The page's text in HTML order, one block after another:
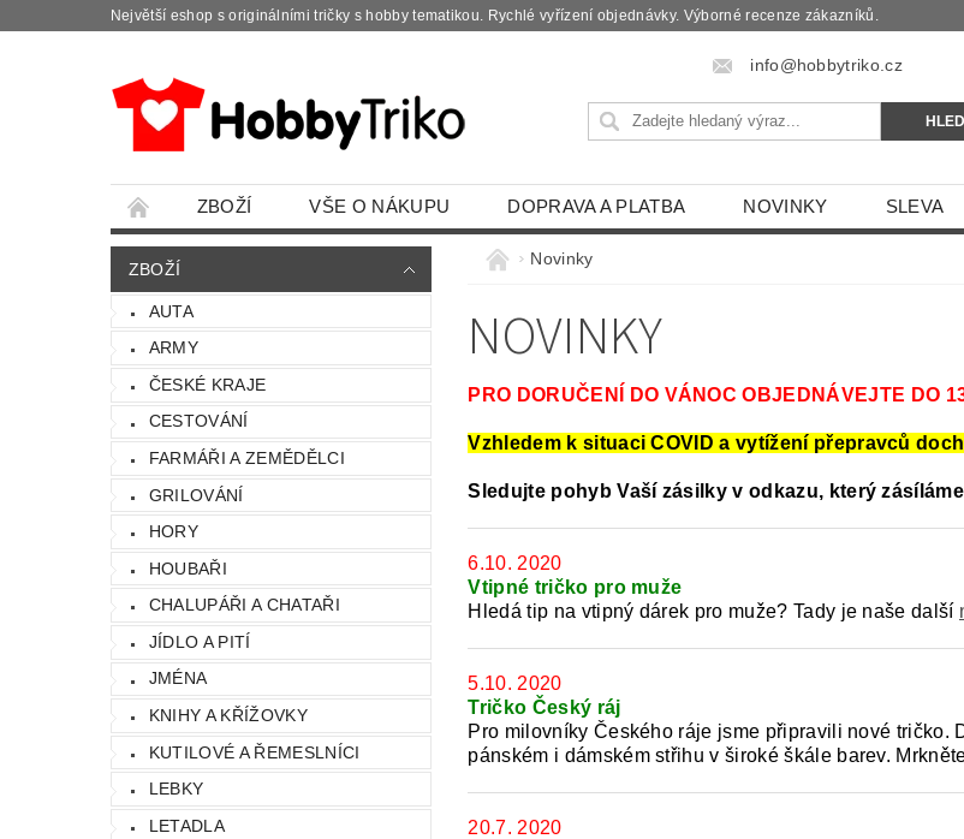
Největší eshop s originálními tričky s hobby tematikou. Rychlé vyřízení objednávky. Výborné recenze zákazníků.
info@hobbytriko.cz
ZBOŽÍ VŠE O NÁKUPU DOPRAVA A PLATBA NOVINKY SLEVA
ZBOŽÍ
AUTA
ARMY
ČESKÉ KRAJE
CESTOVÁNÍ
FARMÁŘI A ZEMĚDĚLCI
GRILOVÁNÍ
HORY
HOUBAŘI
CHALUPÁŘI A CHATAŘI
JÍDLO A PITÍ
JMÉNA
KNIHY A KŘÍŽOVKY
KUTILOVÉ A ŘEMESLNÍCI
LEBKY
LETADLA
Novinky
NOVINKY
PRO DORUČENÍ DO VÁNOC OBJEDNÁVEJTE DO
Vzhledem k situaci COVID a vytížení přepravců
Sledujte pohyb Vaší zásilky v odkazu, který
6.10. 2020
Vtipné tričko pro muže
Hledá tip na vtipný dárek pro muže? Tady je naše další
5.10. 2020
Tričko Český ráj
Pro milovníky Českého ráje jsme připravili nové tričko.
pánském i dámském střihu v široké škále barev.
20.7. 2020